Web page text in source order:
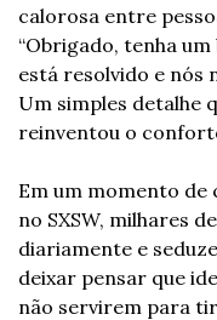
calorosa entre
“Obrigado, tenha
está resolvido e nós
Um simples detalhe
reinventou o
Em um momento de
no SXSW, milhares
diariamente e
deixar pensar que
não servirem para